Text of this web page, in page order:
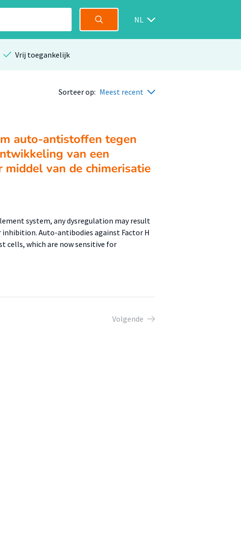
NL
Vrij toegankelijk
Sorteer op: Meest recent
auto-antistoffen tegen
van een
middel van de chimerisatie
system, any dysregulation may result
Auto-antibodies against Factor H
cells, which are now sensitive for
Volgende